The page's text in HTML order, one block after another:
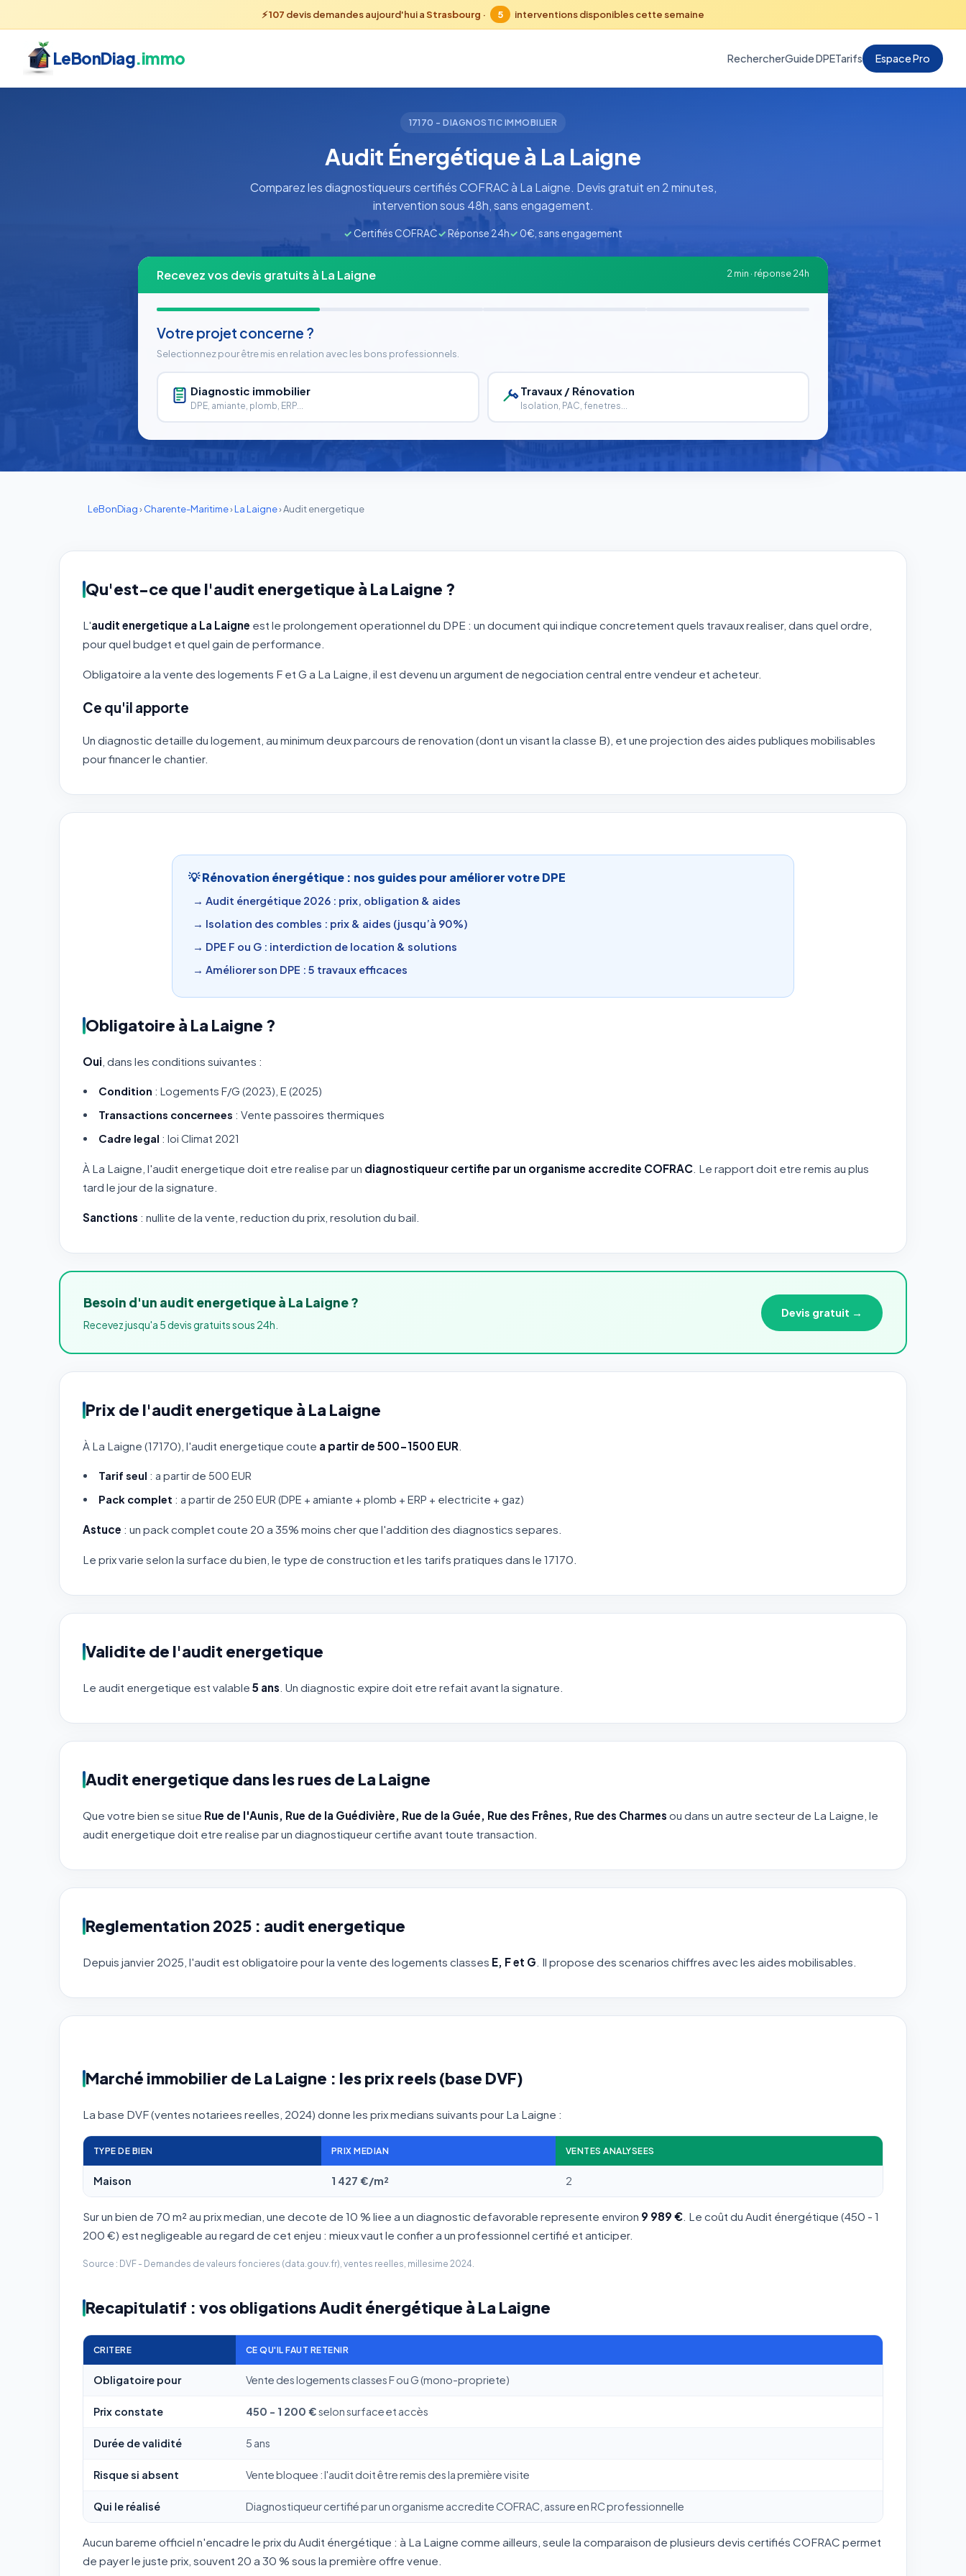
⚡107 devis demandes aujourd'hui aStrasbourg · 5 interventions disponibles cette semaine
LeBonDiag.immo RechercherGuide DPETarifs Espace Pro
17170 - DIAGNOSTIC IMMOBILIER
Audit Énergétique à La Laigne
Comparez les diagnostiqueurs certifiés COFRAC à La Laigne. Devis gratuit en 2 minutes,
intervention sous 48h, sans engagement.
✓Certifiés COFRAC✓Réponse 24h✓ 0€, sans engagement
Recevez vos devis gratuits à La Laigne 2 min · réponse 24h
Votre projet concerne ?
Selectionnez pour être mis en relation avec les bons professionnels.
Diagnostic immobilier
DPE, amiante, plomb, ERP...
Travaux / Rénovation
Isolation, PAC, fenetres...
LeBonDiag›Charente-Maritime›La Laigne›Audit energetique
Qu'est-ce que l'audit energetique à La Laigne ?
L'audit energetique a La Laigne est le prolongement operationnel du DPE : un document qui indique concretement quels travaux realiser, dans quel ordre,
pour quel budget et quel gain de performance.
Obligatoire a la vente des logements F et G a La Laigne, il est devenu un argument de negociation central entre vendeur et acheteur.
Ce qu'il apporte
Un diagnostic detaille du logement, au minimum deux parcours de renovation (dont un visant la classe B), et une projection des aides publiques mobilisables
pour financer le chantier.
💡 Rénovation énergétique : nos guides pour améliorer votre DPE
→ Audit énergétique 2026 : prix, obligation & aides
→ Isolation des combles : prix & aides (jusqu’à 90%)
→ DPE F ou G : interdiction de location & solutions
→ Améliorer son DPE : 5 travaux efficaces
Obligatoire à La Laigne ?
Oui , dans les conditions suivantes :
Condition : Logements F/G (2023), E (2025)
Transactions concernees : Vente passoires thermiques
Cadre legal : loi Climat 2021
À La Laigne, l'audit energetique doit etre realise par un diagnostiqueur certifie par un organisme accredite COFRAC . Le rapport doit etre remis au plus
tard le jour de la signature.
Sanctions : nullite de la vente, reduction du prix, resolution du bail.
Besoin d'un audit energetique à La Laigne ?
Recevez jusqu'a 5 devis gratuits sous 24h.
Devis gratuit →
Prix de l'audit energetique à La Laigne
À La Laigne (17170), l'audit energetique coute a partir de 500-1500 EUR
Tarif seul : a partir de 500 EUR
Pack complet : a partir de 250 EUR (DPE + amiante + plomb + ERP + electricite + gaz)
Astuce : un pack complet coute 20 a 35% moins cher que l'addition des diagnostics separes.
Le prix varie selon la surface du bien, le type de construction et les tarifs pratiques dans le 17170.
Validite de l'audit energetique
Le audit energetique est valable 5 ans . Un diagnostic expire doit etre refait avant la signature.
Audit energetique dans les rues de La Laigne
Que votre bien se situe Rue de l'Aunis, Rue de la Guédivière, Rue de la Guée, Rue des Frênes, Rue des Charmes ou dans un autre secteur de La Laigne, le
audit energetique doit etre realise par un diagnostiqueur certifie avant toute transaction.
Reglementation 2025 : audit energetique
Depuis janvier 2025, l'audit est obligatoire pour la vente des logements classes E, F et G . Il propose des scenarios chiffres avec les aides mobilisables.
Marché immobilier de La Laigne : les prix reels (base DVF)
La base DVF (ventes notariees reelles, 2024) donne les prix medians suivants pour La Laigne :
TYPE DE BIEN PRIX MEDIAN VENTES ANALYSEES
Maison 1 427 €/m² 2
Sur un bien de 70 m² au prix median, une decote de 10 % liee a un diagnostic defavorable represente environ 9 989 € . Le coût du Audit énergétique (450 - 1
200 €) est negligeable au regard de cet enjeu : mieux vaut le confier a un professionnel certifié et anticiper.
Source : DVF - Demandes de valeurs foncieres (data.gouv.fr), ventes reelles, millesime 2024.
Recapitulatif : vos obligations Audit énergétique à La Laigne
CRITERE CE QU'IL FAUT RETENIR
Obligatoire pour Vente des logements classes F ou G (mono-propriete)
Prix constate 450 - 1 200 €selon surface et accès
Durée de validité 5 ans
Risque si absent Vente bloquee : l'audit doit être remis des la première visite
Qui le réalisé Diagnostiqueur certifié par un organisme accredite COFRAC, assure en RC professionnelle
Aucun bareme officiel n'encadre le prix du Audit énergétique : à La Laigne comme ailleurs, seule la comparaison de plusieurs devis certifiés COFRAC permet
de payer le juste prix, souvent 20 a 30 % sous la première offre venue.